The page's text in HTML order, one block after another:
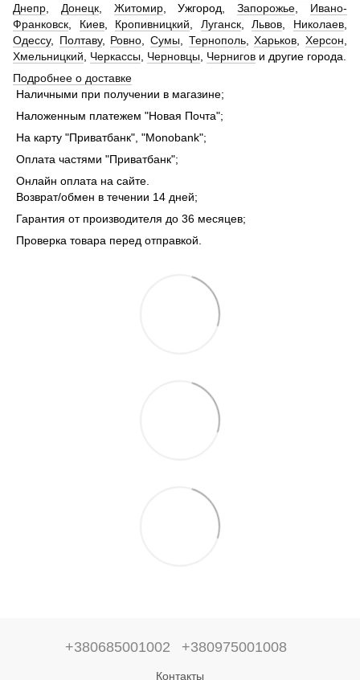
Днепр
Донецк, Житомир, Ужгород,Запорожье
Ивано-
Франковск
Киев, Кропивницкий Луганск,Львов Николаев
Одессу, Полтаву, Ровно ,Сумы Тернополь,Харьков ,Херсон
Хмельницкий
Черкассы Черновцы Чернигов и другие города.
Подробнее о доставке
Наличными при получении в магазине;
Наложенным платежем "Новая Почта";
На карту "Приватбанк", "Monobank";
Оплата частями "Приватбанк";
Онлайн оплата на сайте.
Возврат/обмен в течении 14 дней;
Гарантия от производителя до 36 месяцев;
Проверка товара перед отправкой.
+380685001002 +380975001008
Контакты